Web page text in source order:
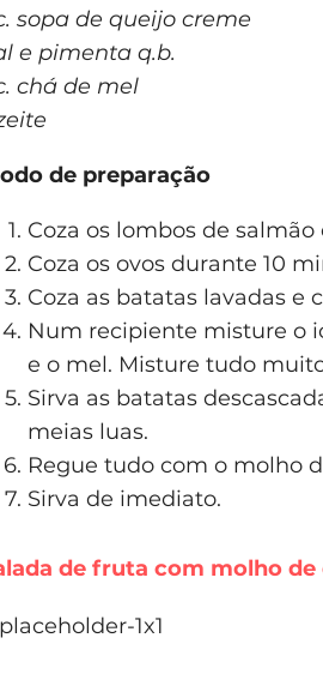
sopa de queijo creme
e pimenta q.b.
chá de mel
de preparação
Coza os lombos de
Coza os ovos durante 10
Coza as batatas lavadas e
Num recipiente misture o
e o mel. Misture tudo
Sirva as batatas
meias luas.
Regue tudo com o molho
Sirva de imediato.
de fruta com molho de